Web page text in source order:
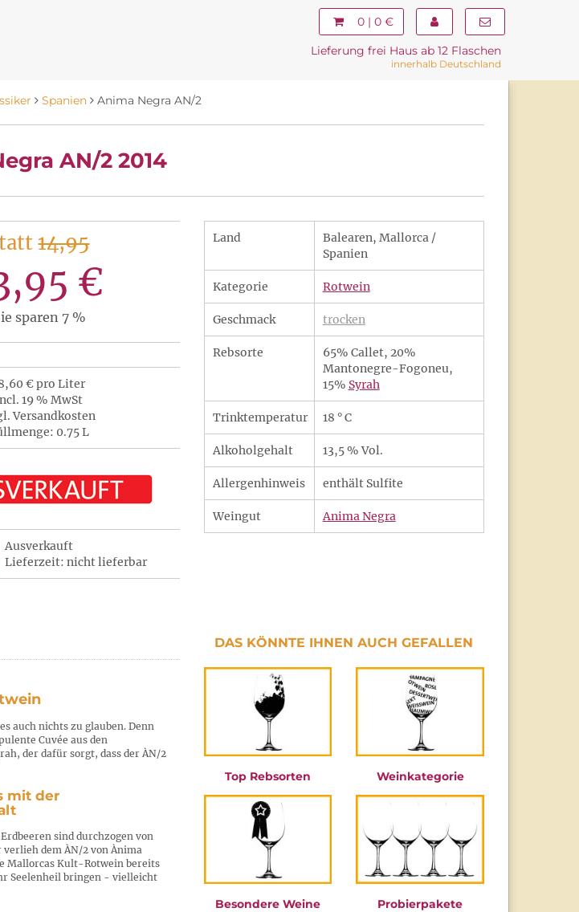
0 | 0 €
Lieferung frei Haus ab 12 Flaschen
innerhalb Deutschland
Spanien Anima Negra AN/2
AN/2 2014
14,95
€
sparen 7 %
€ pro Liter
19 % MwSt
Versandkosten
0.75 L
Ausverkauft
Lieferzeit: nicht lieferbar
Land
Balearen, Mallorca /
Spanien
Kategorie Rotwein
Geschmack trocken
Rebsorte
65% Callet, 20%
Mantonegre-Fogoneu,
15% Syrah
Trinktemperatur 18 ° C
Alkoholgehalt 13,5 % Vol.
Allergenhinweis enthält Sulfite
Weingut Anima Negra
auch nichts zu glauben. Denn
Cuvée aus den
der dafür sorgt, dass der ÀN/2
mit der
sind durchzogen von
dem ÀN/2 von Ànima
Mallorcas Kult-Rotwein bereits
Seelenheil bringen - vielleicht
DAS KÖNNTE IHNEN AUCH GEFALLEN
Top Rebsorten Weinkategorie
Besondere Weine Probierpakete